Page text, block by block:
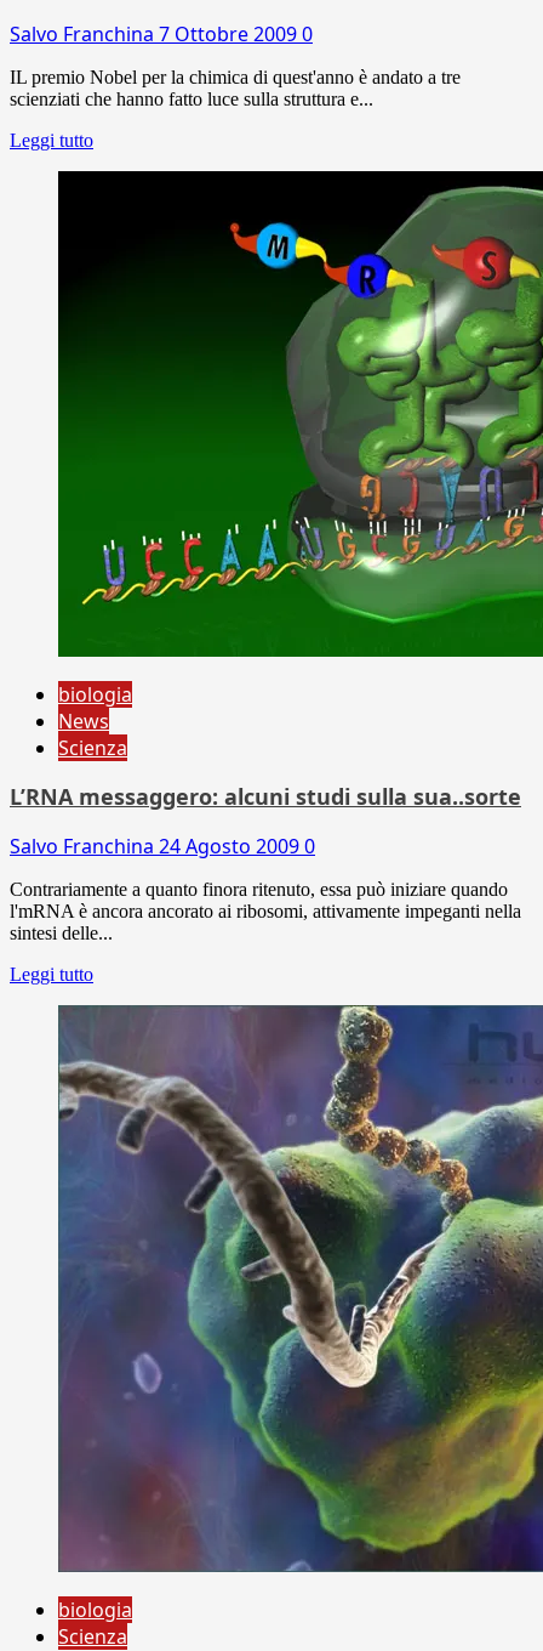
Salvo Franchina 7 Ottobre 20090
IL premio Nobel per la chimica di quest'anno è andato a tre
scienziati che hanno fatto luce sulla struttura e...
Leggi tutto
biologia
News
Scienza
L’RNA messaggero: alcuni studi sulla sua..sorte
Salvo Franchina 24 Agosto 20090
Contrariamente a quanto finora ritenuto, essa può iniziare quando
l'mRNA è ancora ancorato ai ribosomi, attivamente impeganti nella
sintesi delle...
Leggi tutto
biologia
Scienza